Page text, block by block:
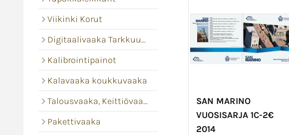
Viikinki Korut
Digitaalivaaka Tarkkuusvaaka
Kalibrointipainot
Kalavaaka koukkuvaaka
Talousvaaka, Keittiövaaka
Pakettivaaka
SAN MARINO
VUOSISARJA 1C-2€
2014